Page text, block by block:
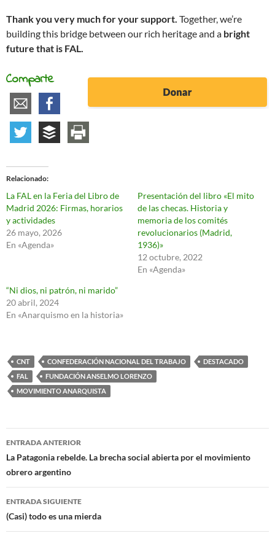
Thank you very much for your support. Together, we’re
building this bridge between our rich heritage and a bright
future that is FAL.
Comparte
Relacionado
La FAL en la Feria del Libro de
Madrid 2026: Firmas, horarios
y actividades
26 mayo, 2026
En «Agenda»
Presentación del libro «El mito
de las checas. Historia y
memoria de los comités
revolucionarios (Madrid,
1936)»
12 octubre, 2022
En «Agenda»
“Ni dios, ni patrón, ni marido”
20 abril, 2024
En «Anarquismo en la historia»
CNT CONFEDERACIÓN NACIONAL DEL TRABAJO
DESTACADO
FAL
FUNDACIÓN ANSELMO LORENZO
MOVIMIENTO ANARQUISTA
Navegación
de
entradas
ENTRADA ANTERIOR
La Patagonia rebelde. La brecha social abierta por el movimiento
obrero argentino
ENTRADA SIGUIENTE
(Casi) todo es una mierda